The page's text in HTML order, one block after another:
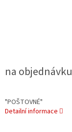
na objednávku
"POŠTOVNÉ"
Detailní informace